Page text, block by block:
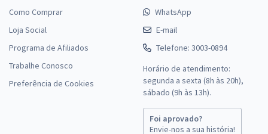
Como Comprar
Loja Social
Programa de Afiliados
Trabalhe Conosco
Preferência de Cookies
WhatsApp
E-mail
Telefone: 3003-0894
Horário de atendimento:
segunda a sexta (8h às 20h),
sábado (9h às 13h).
Foi aprovado?
Envie-nos a sua história!